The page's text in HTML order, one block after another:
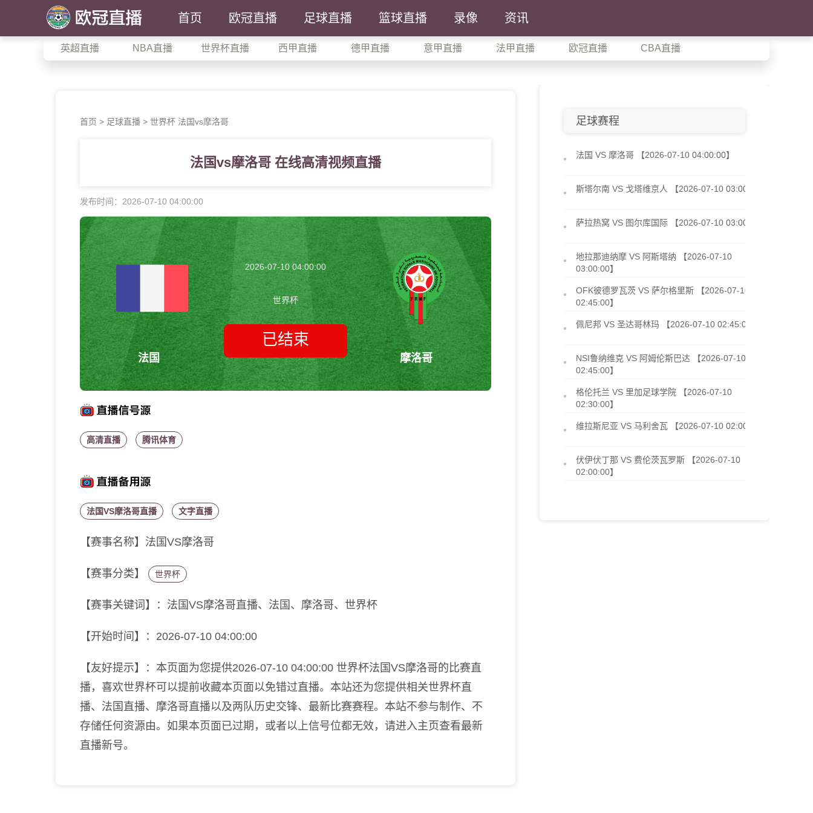
首页 欧冠直播 足球直播 篮球直播 录像 资讯
英超直播 NBA直播 世界杯直播 西甲直播 德甲直播 意甲直播 法甲直播 欧冠直播 CBA直播
首页 > 足球直播 > 世界杯 法国vs摩洛哥
法国vs摩洛哥 在线高清视频直播
发布时间：2026-07-10 04:00:00
法国
2026-07-10 04:00:00
世界杯
已结束
摩洛哥
高清直播 腾讯体育
法国VS摩洛哥直播 文字直播
【赛事名称】法国VS摩洛哥
【赛事分类】 世界杯
【赛事关键词】：法国VS摩洛哥直播、法国、摩洛哥、世界杯
【开始时间】：2026-07-10 04:00:00
【友好提示】：本页面为您提供2026-07-10 04:00:00 世界杯法国VS摩洛哥的比赛直
播，喜欢世界杯可以提前收藏本页面以免错过直播。本站还为您提供相关世界杯直
播、法国直播、摩洛哥直播以及两队历史交锋、最新比赛赛程。本站不参与制作、不
存储任何资源由。如果本页面已过期，或者以上信号位都无效，请进入主页查看最新
直播新号。
足球赛程
法国 VS 摩洛哥 【2026-07-10 04:00:00】
斯塔尔南 VS 戈塔维京人 【2026-07-10 03:00:00】
萨拉热窝 VS 图尔库国际 【2026-07-10 03:00:00】
地拉那迪纳摩 VS 阿斯塔纳 【2026-07-10
03:00:00】
OFK彼德罗瓦茨 VS 萨尔格里斯 【2026-07-10
02:45:00】
佩尼邦 VS 圣达哥林玛 【2026-07-10 02:45:00】
NSI鲁纳维克 VS 阿姆伦斯巴达 【2026-07-10
02:45:00】
格伦托兰 VS 里加足球学院 【2026-07-10
02:30:00】
维拉斯尼亚 VS 马利舍瓦 【2026-07-10 02:00:00】
伏伊伏丁那 VS 费伦茨瓦罗斯 【2026-07-10
02:00:00】